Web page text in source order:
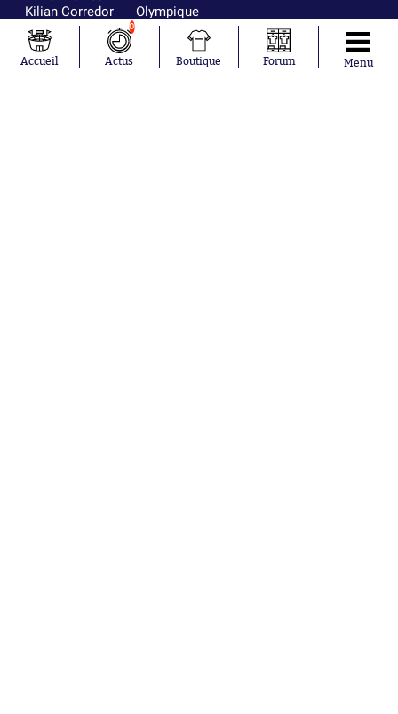
Kilian Corredor
Franco
Mastantuono
Orel Mangala
Olympique
lyonnais
AS Monaco
FC Barcelone
Accueil
0
Actus Boutique Forum Menu